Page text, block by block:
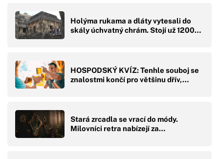
Holýma rukama a dláty vytesali do
skály úchvatný chrám. Stojí už 1200…
HOSPODSKÝ KVÍZ: Tenhle souboj se
znalostmi končí pro většinu dřív,…
Stará zrcadla se vrací do módy.
Milovníci retra nabízejí za…